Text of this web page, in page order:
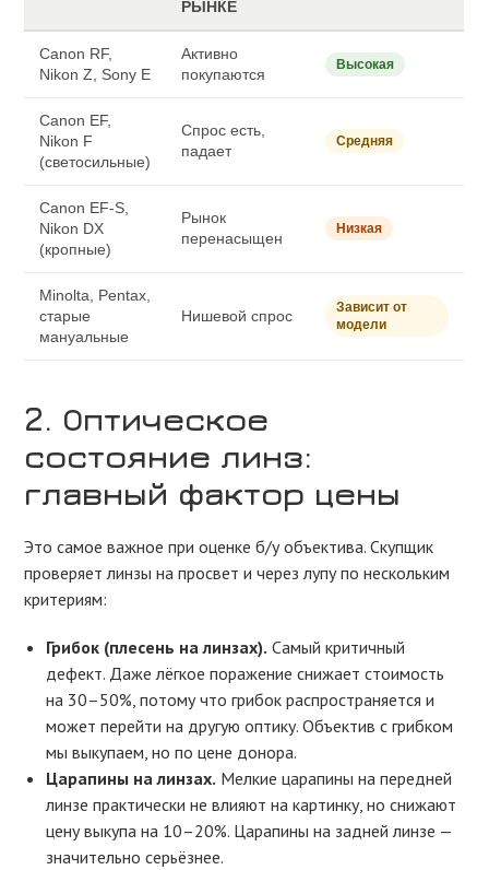
РЫНКЕ
Canon RF,
Nikon Z, Sony E
Активно
покупаются
Высокая
Canon EF,
Nikon F
(светосильные)
Спрос есть,
падает
Средняя
Canon EF-S,
Nikon DX
(кропные)
Рынок
перенасыщен
Низкая
Minolta, Pentax,
старые
мануальные
Нишевой спрос
Зависит от
модели
2. Оптическое
состояние линз:
главный фактор цены
Это самое важное при оценке б/у объектива. Скупщик
проверяет линзы на просвет и через лупу по нескольким
критериям:
Грибок (плесень на линзах). Самый критичный
дефект. Даже лёгкое поражение снижает стоимость
на 30–50%, потому что грибок распространяется и
может перейти на другую оптику. Объектив с грибком
мы выкупаем, но по цене донора.
Царапины на линзах. Мелкие царапины на передней
линзе практически не влияют на картинку, но снижают
цену выкупа на 10–20%. Царапины на задней линзе —
значительно серьёзнее.